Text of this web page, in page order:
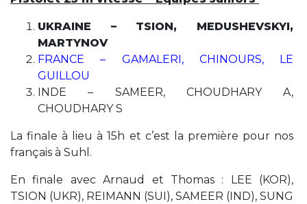
UKRAINE – TSION, MEDUSHEVSKYI,
MARTYNOV
FRANCE – GAMALERI, CHINOURS, LE
GUILLOU
INDE – SAMEER, CHOUDHARY A,
CHOUDHARY S
La finale à lieu à 15h et c’est la première pour nos
français à Suhl.
En finale avec Arnaud et Thomas : LEE (KOR),
TSION (UKR), REIMANN (SUI), SAMEER (IND), SUNG